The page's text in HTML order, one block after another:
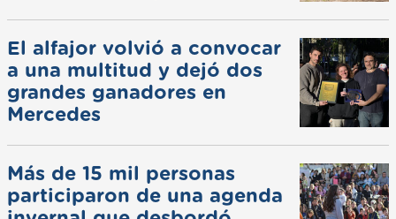
El alfajor volvió a convocar
a una multitud y dejó dos
grandes ganadores en
Mercedes
Más de 15 mil personas
participaron de una agenda